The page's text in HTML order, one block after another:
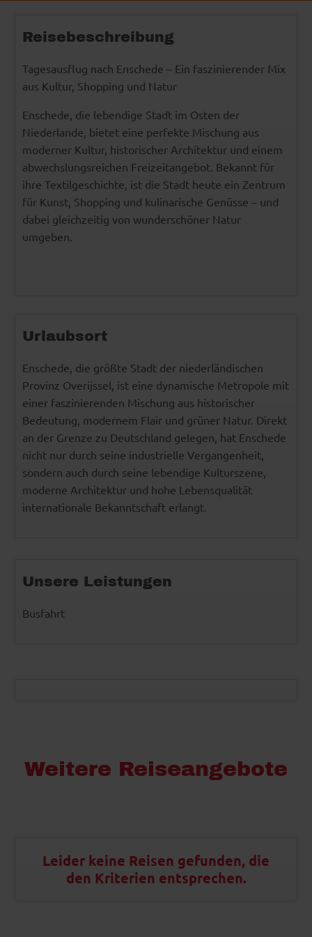
Reisebeschreibung
Tagesausflug nach Enschede – Ein faszinierender Mix
aus Kultur, Shopping und Natur
Enschede, die lebendige Stadt im Osten der
Niederlande, bietet eine perfekte Mischung aus
moderner Kultur, historischer Architektur und einem
abwechslungsreichen Freizeitangebot. Bekannt für
ihre Textilgeschichte, ist die Stadt heute ein Zentrum
für Kunst, Shopping und kulinarische Genüsse – und
dabei gleichzeitig von wunderschöner Natur
umgeben.
Urlaubsort
Enschede, die größte Stadt der niederländischen
Provinz Overijssel, ist eine dynamische Metropole mit
einer faszinierenden Mischung aus historischer
Bedeutung, modernem Flair und grüner Natur. Direkt
an der Grenze zu Deutschland gelegen, hat Enschede
nicht nur durch seine industrielle Vergangenheit,
sondern auch durch seine lebendige Kulturszene,
moderne Architektur und hohe Lebensqualität
internationale Bekanntschaft erlangt.
Unsere Leistungen
Busfahrt
Weitere Reiseangebote
Leider keine Reisen gefunden, die
den Kriterien entsprechen.